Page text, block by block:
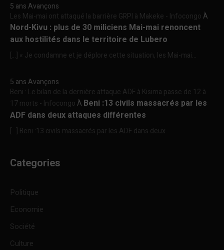
5 ans Avançons
Les Mai-mai ont attaqué la barrière GRPI à Makeke - InfocongoÀ
Nord-Kivu : plus de 30 miliciens Mai-mai renoncent
aux hostilités dans le territoire de Lubero
[…] « Je condamne et je déplore cette situation, les Mai-mai...
5 ans Avançons
Beni : Le bilan de la dernière attaque ADF à Kisima passe de 12 à
17 morts - InfocongoÀ Beni :13 civils massacrés par les
ADF dans deux attaques différentes
[…] Beni :13 civils massacrés par les ADF dans deux...
Categories
Politique
Economie
Société
Culture